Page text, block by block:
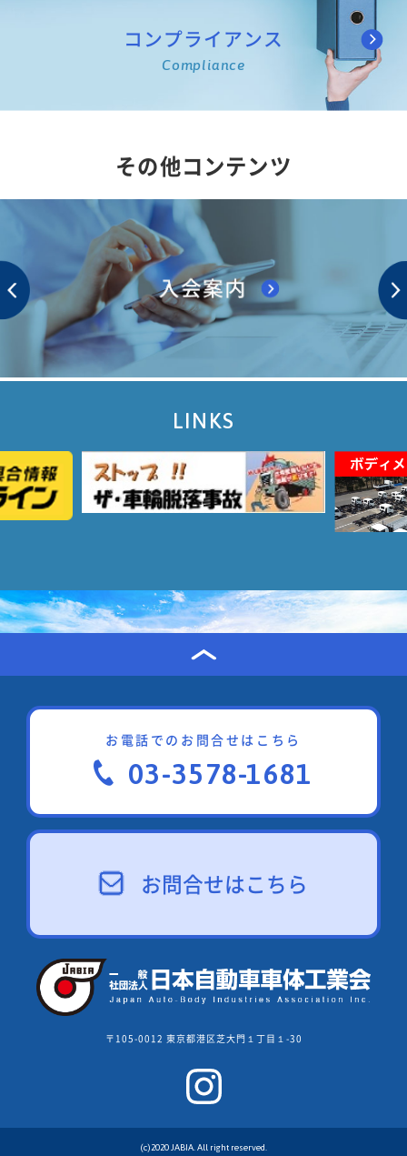
コンプライアンス
Compliance
その他コンテンツ
LINKS
お電話でのお問合せはこちら
03-3578-1681
お問合せはこちら
〒105-0012 東京都港区芝大門１丁目１-30
(c)2020 JABIA. All right reserved.